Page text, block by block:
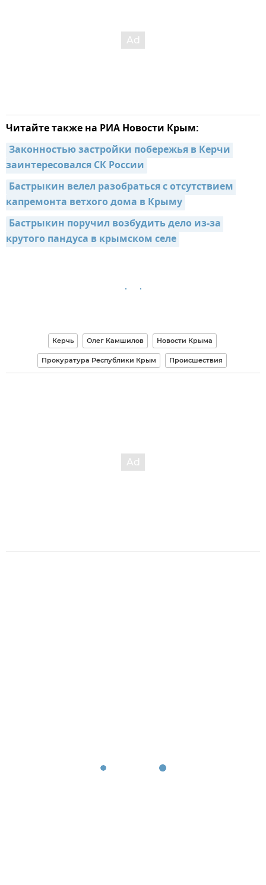
Читайте также на РИА Новости Крым:
Законностью застройки побережья в Керчи
заинтересовался СК России
Бастрыкин велел разобраться с отсутствием
капремонта ветхого дома в Крыму
Бастрыкин поручил возбудить дело из-за
крутого пандуса в крымском селе
Керчь Олег Камшилов Новости Крыма
Прокуратура Республики Крым Происшествия